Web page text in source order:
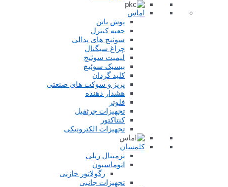
اماس
پوش باتن
جعبه کنترل
سوئیچ های پدالی
چراغ سیگنال
لیمیت سوئیچ
بیسیک سوئیچ
کلید گردان
پریز و سوکت های صنعتی
هشدار دهنده
فلوتر
تجهیزات جرثقیل
کنتاکتور
تجهیزات الکترونیکی
کلمسان
ترمینال ریلی
اتوماسیون
رگولاتور خازنی
تجهیزات جانبی